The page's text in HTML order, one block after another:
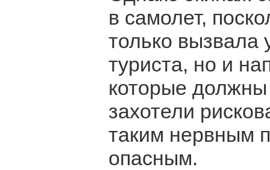
в самолет,
только вызвала
туриста, но и
которые
захотели
таким нервным
опасным.